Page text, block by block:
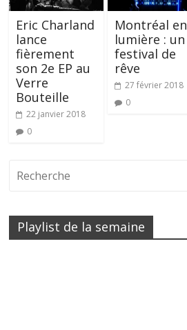
Eric Charland
lance
fièrement
son 2e EP au
Verre
Bouteille
22 janvier 2018
0
Montréal en
lumière : un
festival de
rêve
27 février 2018
0
Playlist de la semaine